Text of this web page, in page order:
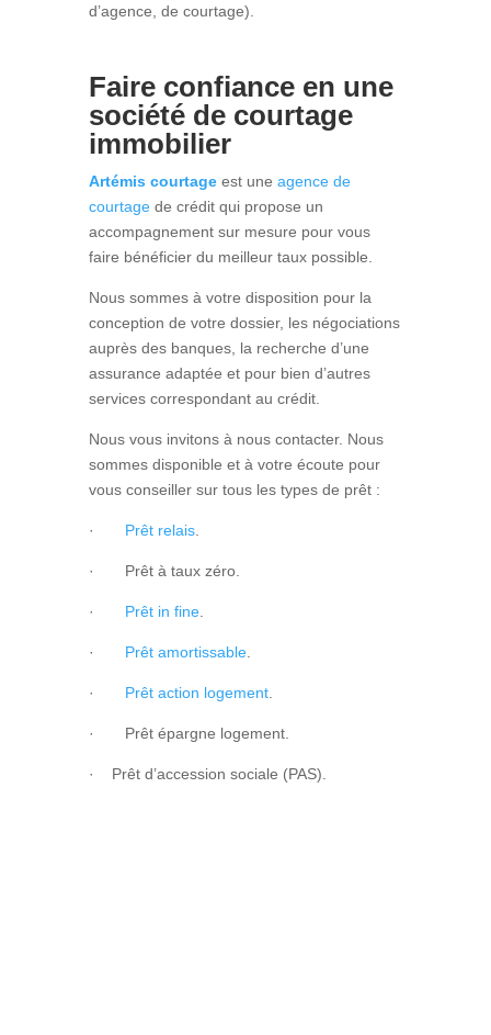
d’agence, de courtage).
Faire confiance en une
société de courtage
immobilier
Artémis courtageest une agence de
courtagede crédit qui propose un
accompagnement sur mesure pour vous
faire bénéficier du meilleur taux possible.
Nous sommes à votre disposition pour la
conception de votre dossier, les négociations
auprès des banques, la recherche d’une
assurance adaptée et pour bien d’autres
services correspondant au crédit.
Nous vous invitons à nous contacter. Nous
sommes disponible et à votre écoute pour
vous conseiller sur tous les types de prêt :
· Prêt relais.
· Prêt à taux zéro.
· Prêt in fine.
· Prêt amortissable.
· Prêt action logement.
· Prêt épargne logement.
· Prêt d’accession sociale (PAS).